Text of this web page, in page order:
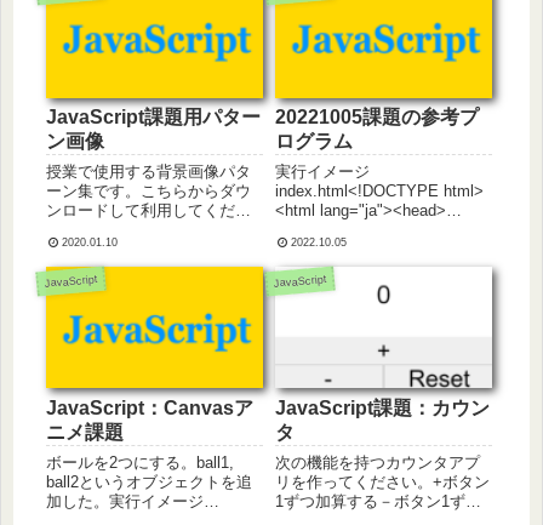
JavaScript課題用パター
ン画像
授業で使用する背景画像パタ
ーン集です。こちらからダウ
ンロードして利用してくださ
2020.01.10
20221005課題の参考プ
ログラム
実行イメージ
index.html<!DOCTYPE html>
<html lang="ja"><head>
<meta http-equiv="X-UA-
Compatible" content=...
2022.10.05
JavaScript
JavaScript：Canvasア
ニメ課題
ボールを2つにする。ball1,
ball2というオブジェクトを追
加した。実行イメージ
JavaScript
JavaScript課題：カウン
タ
次の機能を持つカウンタアプ
リを作ってください。+ボタン
1ずつ加算する－ボタン1ずつ